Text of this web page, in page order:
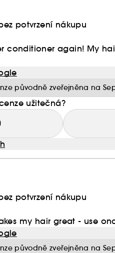
potvrzení nákupu
conditioner again! My
původně zveřejněna na
užitečná?
potvrzení nákupu
my hair great - use
původně zveřejněna na